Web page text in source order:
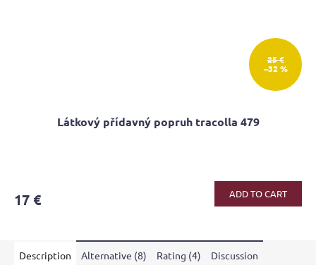
25 €
–32 %
Látkový přídavný popruh tracolla 479
17 € ADD TO CART
Description Alternative (8) Rating (4) Discussion